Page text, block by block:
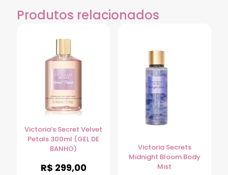
Produtos relacionados
Victoria’s Secret Velvet
Petals 300ml (GEL DE
BANHO)
R$ 299,00
Victoria Secrets
Midnight Bloom Body
Mist